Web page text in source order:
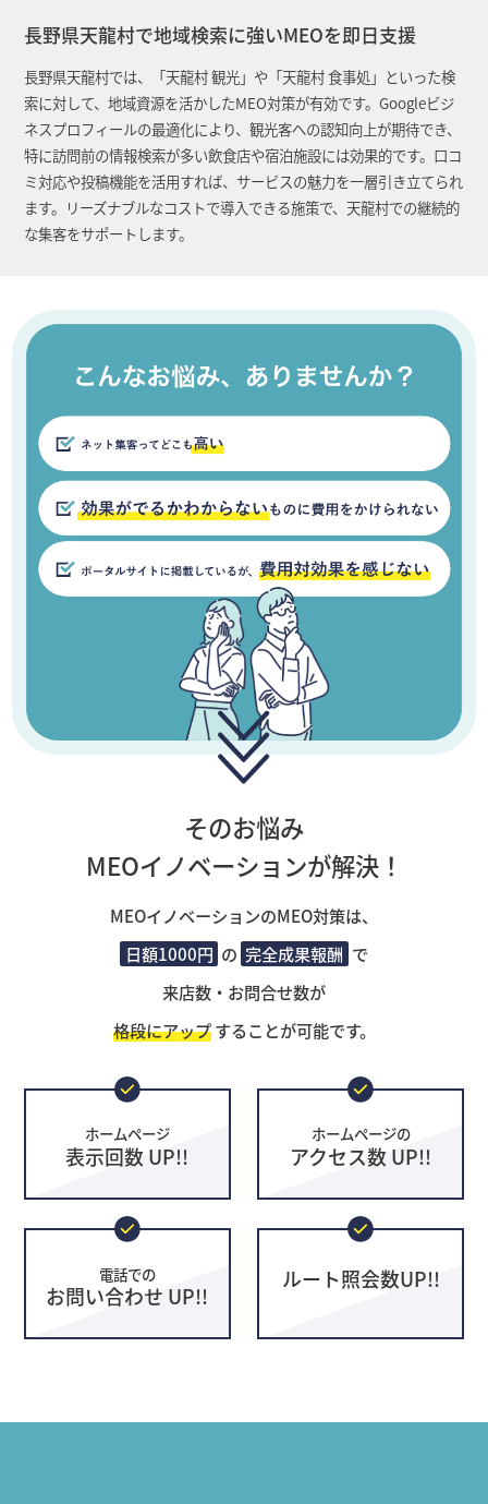
長野県天龍村で地域検索に強いMEOを即日支援
長野県天龍村では、「天龍村 観光」や「天龍村 食事処」といった検
索に対して、地域資源を活かしたMEO対策が有効です。Googleビジ
ネスプロフィールの最適化により、観光客への認知向上が期待でき、
特に訪問前の情報検索が多い飲食店や宿泊施設には効果的です。口コ
ミ対応や投稿機能を活用すれば、サービスの魅力を一層引き立てられ
ます。リーズナブルなコストで導入できる施策で、天龍村での継続的
な集客をサポートします。
そのお悩み
MEOイノベーションが解決！
MEOイノベーションのMEO対策は、
日額1000円 の 完全成果報酬 で
来店数・お問合せ数が
格段にアップすることが可能です。
ホームページ
表示回数 UP!!
ホームページの
アクセス数 UP!!
電話での
お問い合わせ UP!!
ルート照会数UP!!